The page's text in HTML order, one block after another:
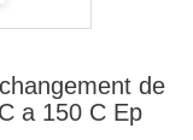
de
a 150 C Ep